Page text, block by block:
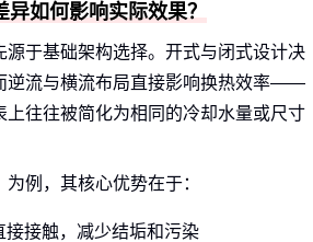
异如何影响实际效果？
源于基础架构选择。开式与闭式设计决
逆流与横流布局直接影响换热效率——
上往往被简化为相同的冷却水量或尺寸
为例，其核心优势在于：
接触，减少结垢和污染